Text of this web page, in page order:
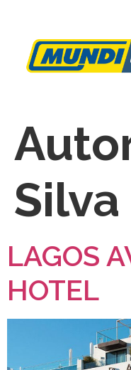
Silva
LAGOS
HOTEL